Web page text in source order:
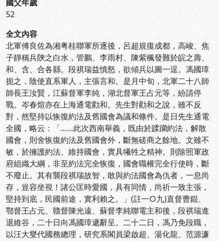
國父年歲
52
全文內容
北軍傅良佐為湘粤桂聯軍所逐後，呂超規復成都，高峻、焦
子靜稱兵陝之白水，管鵬、李雨村、陳紫楓發難於皖之壽、
和、含、合各縣。段祺瑞益憤怒，欲傾兵以圖一逞。馮國璋
扼之，陰使直系軍人，主張言和。是月中旬，北軍二十八師
師長王汝賢，江蘇督軍李純，湖北督軍王占元等，紛請停
戰。岑春煊亦在上海通電勸和。先生對勸和之說，雖不反
對，然堅持以恢復約法及舊國會為議和條件。是日先生通電
全國，略云：「……此次西南舉義，既由於蹂躪約法，解散
國會，則舍恢復約法及舊國會外，斷無磋商之餘地。文雖不
敏，於擁護約法、維持國會，實具犧牲之精神。則除照軍政
府組織大綱，非至約法完全恢復，國會職權完全行使時，斷
不廢止。其有襲段祺瑞故智，敢與約法國會為仇者，一息尚
存，豈容坐視！諸公匡時愛國，具有同情，尚祈一致主張，
堅持到底，民國前途，實利賴之。」(註一○九)直督曹錕、
鄂督王占元、贛督陳光遠、蘇督李純聯電主和後，段祺瑞進
退維谷，二十日向馮國璋遞辭呈。二十二日，馮乃免段職，
以汪大燮代國務總理，研究系閣員梁啟超、湯化龍、范源濂